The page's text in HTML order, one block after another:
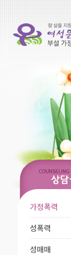
가정폭력
성폭력
성매매